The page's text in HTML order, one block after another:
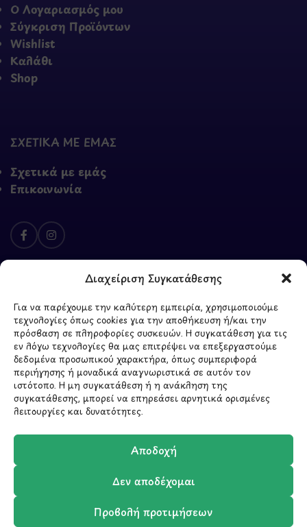
Διαχείριση Συγκατάθεσης
Για να παρέχουμε την καλύτερη εμπειρία, χρησιμοποιούμε
τεχνολογίες όπως cookies για την αποθήκευση ή/και την
πρόσβαση σε πληροφορίες συσκευών. Η συγκατάθεση για τις
εν λόγω τεχνολογίες θα μας επιτρέψει να επεξεργαστούμε
δεδομένα προσωπικού χαρακτήρα, όπως συμπεριφορά
περιήγησης ή μοναδικά αναγνωριστικά σε αυτόν τον
ιστότοπο. Η μη συγκατάθεση ή η ανάκληση της
συγκατάθεσης, μπορεί να επηρεάσει αρνητικά ορισμένες
λειτουργίες και δυνατότητες.
Αποδοχή
Δεν αποδέχομαι
Προβολή προτιμήσεων
Ο Λογαριασμός μου
Σύγκριση Προϊόντων
Wishlist
Καλάθι
Shop
ΣΧΕΤΙΚΑ ΜΕ ΕΜΑΣ
Σχετικά με εμάς
Επικοινωνία
ΥΠΟΓΡΑΦΗ 2026 - CREATED BY
Μάθετε πρώτοι τα νέα
και τις προσφορές
μας.